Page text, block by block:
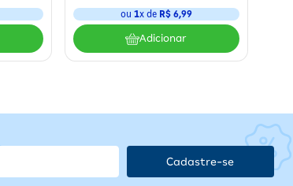
ou 1x de R$ 6,99
Adicionar
Cadastre-se